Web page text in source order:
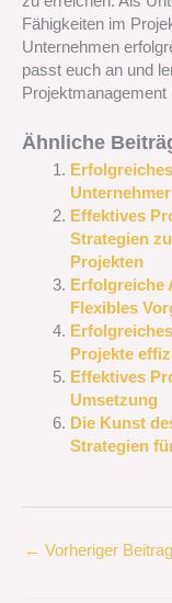
Fähigkeiten im
Unternehmen
passt euch an und
Ähnliche
Effektives
Strategien
Projekten
Erfolgreiche
Flexibles
Projekte
Effektives
Umsetzung
Die Kunst
Strategien
← Vorheriger Beitrag